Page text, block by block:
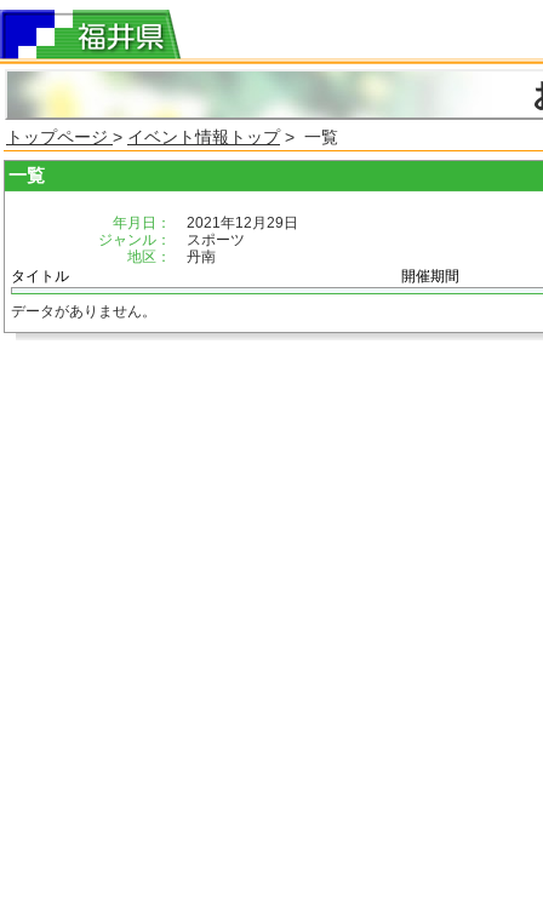
トップページ > イベント情報トップ> 一覧
一覧
年月日：
2021年12月29日
ジャンル：
スポーツ
地区：
丹南
タイトル
開催期間
データがありません。